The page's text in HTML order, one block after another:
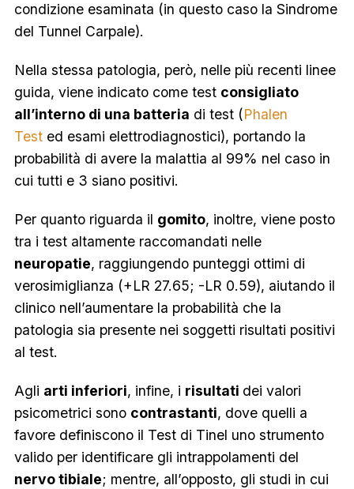
condizione esaminata (in questo caso la Sindrome
del Tunnel Carpale).
Nella stessa patologia, però, nelle più recenti linee
guida, viene indicato come test consigliato
all’interno di una batteria di test (Phalen
Tested esami elettrodiagnostici), portando la
probabilità di avere la malattia al 99% nel caso in
cui tutti e 3 siano positivi.
Per quanto riguarda il gomito, inoltre, viene posto
tra i test altamente raccomandati nelle
neuropatie, raggiungendo punteggi ottimi di
verosimiglianza (+LR 27.65; -LR 0.59), aiutando il
clinico nell’aumentare la probabilità che la
patologia sia presente nei soggetti risultati positivi
al test.
Agli arti inferiori, infine, i risultati dei valori
psicometrici sono contrastanti, dove quelli a
favore definiscono il Test di Tinel uno strumento
valido per identificare gli intrappolamenti del
nervo tibiale; mentre, all’opposto, gli studi in cui